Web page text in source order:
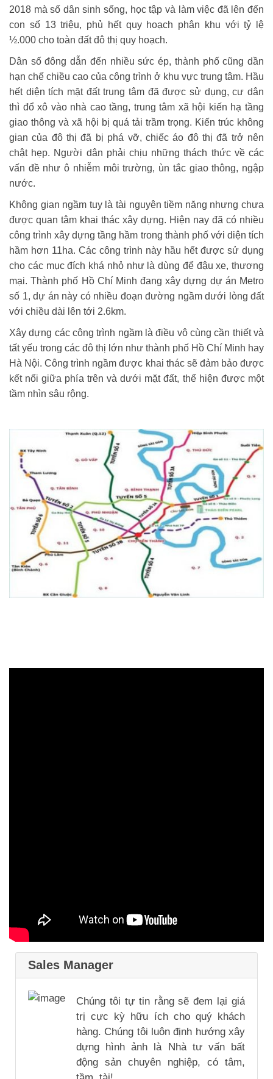
2018 mà số dân sinh sống, học tập và làm việc đã lên đến
con số 13 triệu, phủ hết quy hoạch phân khu với tỷ lệ
½.000 cho toàn đất đô thị quy hoạch.
Dân số đông dẫn đến nhiều sức ép, thành phố cũng dần
hạn chế chiều cao của công trình ở khu vực trung tâm. Hầu
hết diện tích mặt đất trung tâm đã được sử dụng, cư dân
thì đổ xô vào nhà cao tầng, trung tâm xã hội kiến hạ tầng
giao thông và xã hội bị quá tải trầm trọng. Kiến trúc không
gian của đô thị đã bị phá vỡ, chiếc áo đô thị đã trở nên
chật hẹp. Người dân phải chịu những thách thức về các
vấn đề như ô nhiễm môi trường, ùn tắc giao thông, ngập
nước.
Không gian ngầm tuy là tài nguyên tiềm năng nhưng chưa
được quan tâm khai thác xây dựng. Hiện nay đã có nhiều
công trình xây dựng tầng hầm trong thành phố với diện tích
hầm hơn 11ha. Các công trình này hầu hết được sử dụng
cho các mục đích khá nhỏ như là dùng để đậu xe, thương
mại. Thành phố Hồ Chí Minh đang xây dựng dự án Metro
số 1, dự án này có nhiều đoạn đường ngầm dưới lòng đất
với chiều dài lên tới 2.6km.
Xây dựng các công trình ngầm là điều vô cùng cần thiết và
tất yếu trong các đô thị lớn như thành phố Hồ Chí Minh hay
Hà Nội. Công trình ngầm được khai thác sẽ đảm bảo được
kết nối giữa phía trên và dưới mặt đất, thể hiện được một
tầm nhìn sâu rộng.
Sales Manager
Chúng tôi tự tin rằng sẽ đem lại giá
trị cực kỳ hữu ích cho quý khách
hàng. Chúng tôi luôn định hướng xây
dựng hình ảnh là Nhà tư vấn bất
động sản chuyên nghiệp, có tâm,